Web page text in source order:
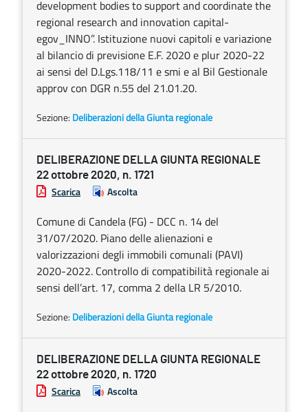
development bodies to support and coordinate the
regional research and innovation capital-
egov_INNO”. Istituzione nuovi capitoli e variazione
al bilancio di previsione E.F. 2020 e plur 2020-22
ai sensi del D.Lgs.118/11 e smi e al Bil Gestionale
approv con DGR n.55 del 21.01.20.
Sezione: Deliberazioni della Giunta regionale
DELIBERAZIONE DELLA GIUNTA REGIONALE
22 ottobre 2020, n. 1721
Scarica Ascolta
Comune di Candela (FG) - DCC n. 14 del
31/07/2020. Piano delle alienazioni e
valorizzazioni degli immobili comunali (PAVI)
2020-2022. Controllo di compatibilità regionale ai
sensi dell’art. 17, comma 2 della LR 5/2010.
Sezione: Deliberazioni della Giunta regionale
DELIBERAZIONE DELLA GIUNTA REGIONALE
22 ottobre 2020, n. 1720
Scarica Ascolta